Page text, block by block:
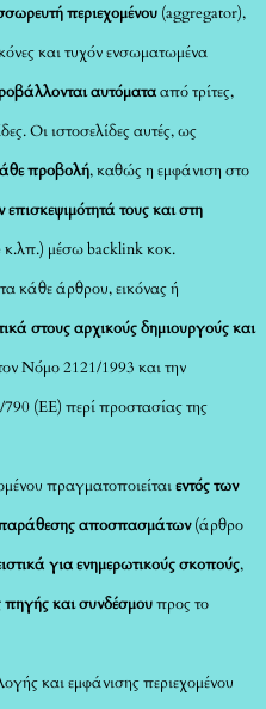
περιεχομένου (aggregator),
και τυχόν ενσωματωμένα
αυτόματααπό τρίτες,
Οι ιστοσελίδες αυτές, ως
προβολή, καθώς η εμφάνιση στο
επισκεψιμότητά τους και στη
κ.λπ.) μέσω backlink κοκ.
κάθε άρθρου, εικόνας ή
στους αρχικούς δημιουργούς και
Νόμο 2121/1993 και την
(ΕΕ) περί προστασίας της
πραγματοποιείταιεντός των
παράθεσης αποσπασμάτων(άρθρο
για ενημερωτικούς σκοπούς,
πηγής και συνδέσμουπρος το
και εμφάνισης περιεχομένου